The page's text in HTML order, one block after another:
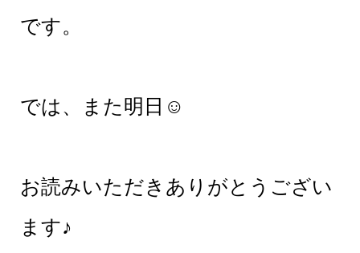
です。
では、また明日☺︎
お読みいただきありがとうござい
ます♪